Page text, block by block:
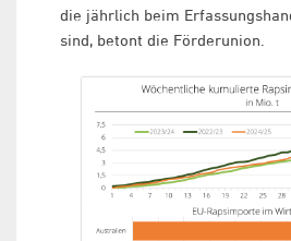
die jährlich beim
sind, betont die Förderunion.